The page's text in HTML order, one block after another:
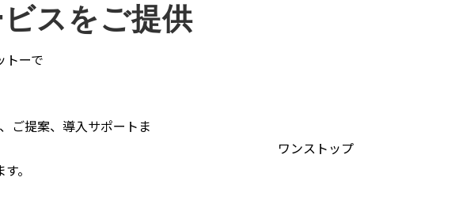
スをご提供
トーで
案、導入サポートま
トップ
。